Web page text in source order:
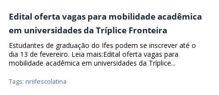
Edital oferta vagas para mobilidade acadêmica
em universidades da Tríplice Fronteira
Estudantes de graduação do Ifes podem se inscrever até o
dia 13 de fevereiro. Leia mais:Edital oferta vagas para
mobilidade acadêmica em universidades da Tríplice...
Tags: nriifescolatina